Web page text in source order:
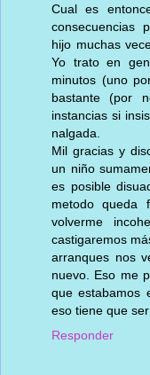
Cual es
consecuencias
hijo muchas
Yo trato en
minutos (uno
bastante (por
instancias si
nalgada.
Mil gracias y
un niño
es posible
metodo queda
volverme
castigaremos
arranques nos
nuevo. Eso me
que estabamos
eso tiene que
Responder